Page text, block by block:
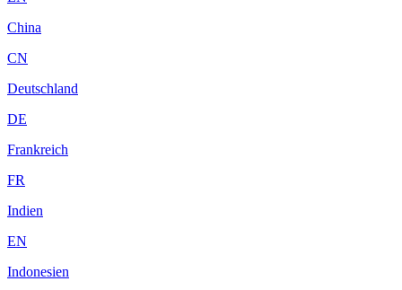
China
CN
Deutschland
DE
Frankreich
FR
Indien
EN
Indonesien